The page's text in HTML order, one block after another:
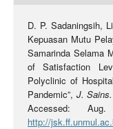
D. P. Sadaningsih,
Kepuasan Mutu
Samarinda Selama
of Satisfaction
Polyclinic of
Pandemic”, J.
Accessed:
http://